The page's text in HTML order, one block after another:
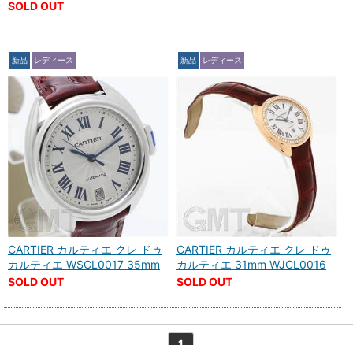
SOLD OUT
新品 レディース
CARTIER カルティエ クレ ドゥ
カルティエ WSCL0017 35mm
SOLD OUT
新品 レディース
CARTIER カルティエ クレ ドゥ
カルティエ 31mm WJCL0016
SOLD OUT